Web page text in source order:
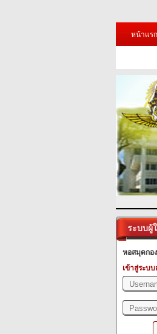
หน้าแรก
ระบบผู้
หอสมุดกอ
เข้าสู่ระบ